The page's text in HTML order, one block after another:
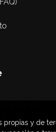
propias y de